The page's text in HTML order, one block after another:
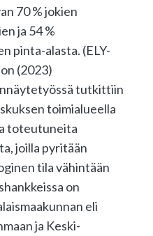
70 % jokien
ja 54 %
pinta-alasta. (ELY-
(2023)
tutkittiin
toimialueella
toteutuneita
joilla pyritään
tila vähintään
on
eli
ja Keski-